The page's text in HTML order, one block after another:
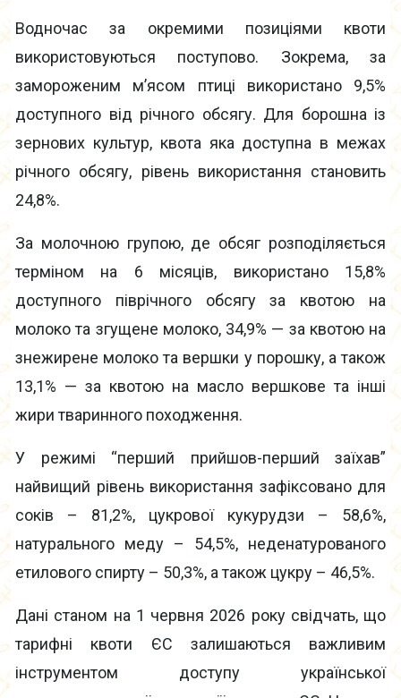
Водночас за окремими позиціями квоти
використовуються поступово. Зокрема, за
замороженим м’ясом птиці використано 9,5%
доступного від річного обсягу. Для борошна із
зернових культур, квота яка доступна в межах
річного обсягу, рівень використання становить
24,8%.
За молочною групою, де обсяг розподіляється
терміном на 6 місяців, використано 15,8%
доступного піврічного обсягу за квотою на
молоко та згущене молоко, 34,9% — за квотою на
знежирене молоко та вершки у порошку, а також
13,1% — за квотою на масло вершкове та інші
жири тваринного походження.
У режимі “перший прийшов-перший заїхав”
найвищий рівень використання зафіксовано для
соків – 81,2%, цукрової кукурудзи – 58,6%,
натурального меду – 54,5%, неденатурованого
етилового спирту – 50,3%, а також цукру – 46,5%.
Дані станом на 1 червня 2026 року свідчать, що
тарифні квоти ЄС залишаються важливим
інструментом доступу української